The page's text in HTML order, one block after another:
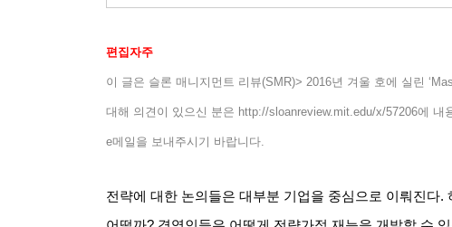
편집자주
이 글은 슬론 매니지먼트 리뷰(SMR)> 2016년 겨울 호에 실린
대해 의견이 있으신 분은 http://sloanreview.mit.edu/x/57206에 내
e메일을 보내주시기 바랍니다
전략에 대한 논의들은 대부분 기업을 중심으로 이뤄진다.